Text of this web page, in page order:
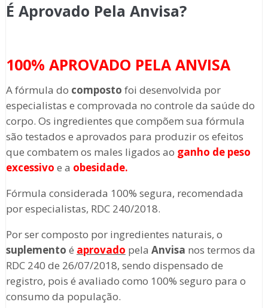
É Aprovado Pela Anvisa?
100% APROVADO PELA ANVISA
A fórmula do composto foi desenvolvida por
especialistas e comprovada no controle da saúde do
corpo. Os ingredientes que compõem sua fórmula
são testados e aprovados para produzir os efeitos
que combatem os males ligados ao ganho de peso
excessivo e a obesidade.
Fórmula considerada 100% segura, recomendada
por especialistas, RDC 240/2018.
Por ser composto por ingredientes naturais, o
suplemento é aprovado pela Anvisa nos termos da
RDC 240 de 26/07/2018, sendo dispensado de
registro, pois é avaliado como 100% seguro para o
consumo da população.